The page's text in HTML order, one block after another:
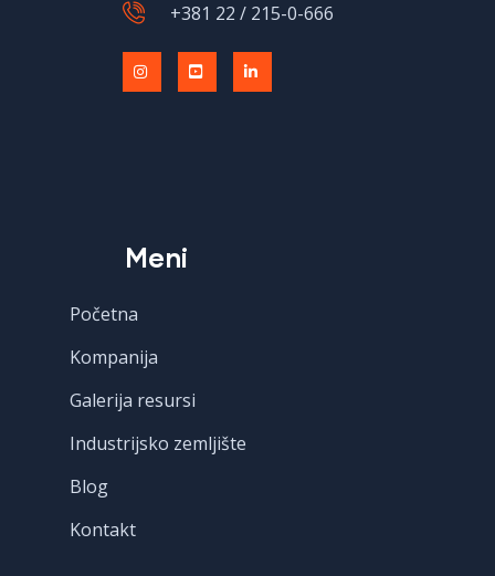
+381 22 / 215-0-666
Meni
Početna
Kompanija
Galerija resursi
Industrijsko zemljište
Blog
Kontakt